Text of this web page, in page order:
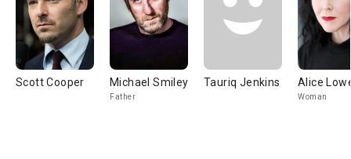
Scott Cooper Michael Smiley
Father
Tauriq Jenkins Alice
Woman